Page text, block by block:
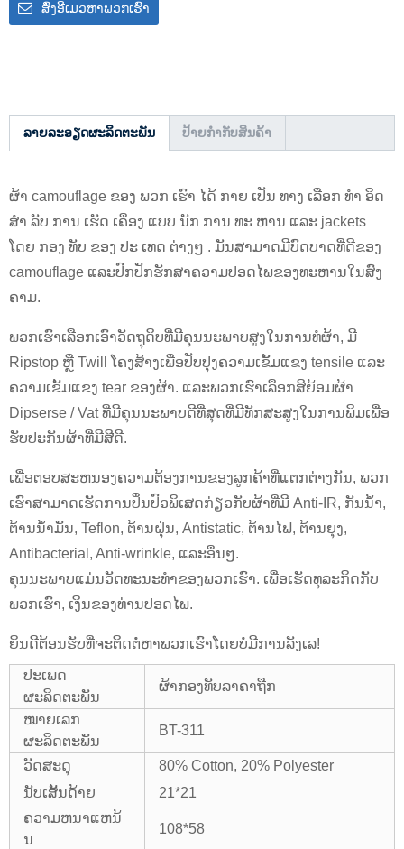
ສົ່ງອີເມວຫາພວກເຮົາ
ລາຍລະອຽດຜະລິດຕະພັນ ປ້າຍກຳກັບສິນຄ້າ
ຜ້າ camouflage ຂອງ ພວກ ເຮົາ ໄດ້ ກາຍ ເປັນ ທາງ ເລືອກ ທໍາ ອິດ
ສໍາ ລັບ ການ ເຮັດ ເຄື່ອງ ແບບ ນັກ ການ ທະ ຫານ ແລະ jackets
ໂດຍ ກອງ ທັບ ຂອງ ປະ ເທດ ຕ່າງໆ . ມັນ​ສາ​ມາດ​ມີ​ບົດ​ບາດ​ທີ່​ດີ​ຂອງ
camouflage ແລະ​ປົກ​ປັກ​ຮັກ​ສາ​ຄວາມ​ປອດ​ໄພ​ຂອງ​ທະ​ຫານ​ໃນ​ສົງ​
ຄາມ​.
ພວກ​ເຮົາ​ເລືອກ​ເອົາ​ວັດ​ຖຸ​ດິບ​ທີ່​ມີ​ຄຸນ​ນະ​ພາບ​ສູງ​ໃນ​ການ​ທໍ​ຜ້າ​, ມີ
Ripstop ຫຼື Twill ໂຄງ​ສ້າງ​ເພື່ອ​ປັບ​ປຸງ​ຄວາມ​ເຂັ້ມ​ແຂງ tensile ແລະ​
ຄວາມ​ເຂັ້ມ​ແຂງ tear ຂອງ​ຜ້າ​. ແລະພວກເຮົາເລືອກສີຍ້ອມຜ້າ
Dipserse / Vat ທີ່ມີຄຸນນະພາບດີທີ່ສຸດທີ່ມີທັກສະສູງໃນການພິມເພື່ອ
ຮັບປະກັນຜ້າທີ່ມີສີດີ.
ເພື່ອຕອບສະຫນອງຄວາມຕ້ອງການຂອງລູກຄ້າທີ່ແຕກຕ່າງກັນ, ພວກ
ເຮົາສາມາດເຮັດການປິ່ນປົວພິເສດກ່ຽວກັບຜ້າທີ່ມີ Anti-IR, ກັນນ້ໍາ,
ຕ້ານນ້ໍາມັນ, Teflon, ຕ້ານຝຸ່ນ, Antistatic, ຕ້ານໄຟ, ຕ້ານຍຸງ,
Antibacterial, Anti-wrinkle, ແລະອື່ນໆ.
ຄຸນນະພາບແມ່ນວັດທະນະທໍາຂອງພວກເຮົາ. ເພື່ອເຮັດທຸລະກິດກັບ
ພວກເຮົາ, ເງິນຂອງທ່ານປອດໄພ.
ຍິນ​ດີ​ຕ້ອນ​ຮັບ​ທີ່​ຈະ​ຕິດ​ຕໍ່​ຫາ​ພວກ​ເຮົາ​ໂດຍ​ບໍ່​ມີ​ການ​ລັງ​ເລ​!
ປະເພດ
ຜະລິດຕະພັນ
ຜ້າກອງທັບລາຄາຖືກ
ໝາຍເລກ
ຜະລິດຕະພັນ
BT-311
ວັດສະດຸ
80% Cotton, 20% Polyester
ນັບເສັ້ນດ້າຍ
21*21
ຄວາມຫນາແຫນ້
ນ
108*58